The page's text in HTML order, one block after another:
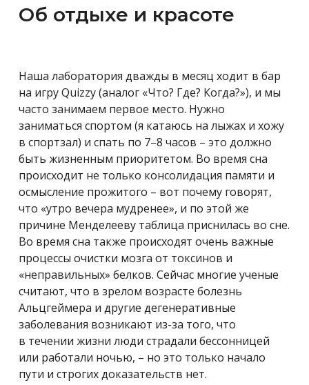
Об отдыхе и красоте
Наша лаборатория дважды в месяц ходит в бар
на игру Quizzy (аналог «Что? Где? Когда?»), и мы
часто занимаем первое место. Нужно
заниматься спортом (я катаюсь на лыжах и хожу
в спортзал) и спать по 7–8 часов – это должно
быть жизненным приоритетом. Во время сна
происходит не только консолидация памяти и
осмысление прожитого – вот почему говорят,
что «утро вечера мудренее», и по этой же
причине Менделееву таблица приснилась во сне.
Во время сна также происходят очень важные
процессы очистки мозга от токсинов и
«неправильных» белков. Сейчас многие ученые
считают, что в зрелом возрасте болезнь
Альцгеймера и другие дегенеративные
заболевания возникают из-за того, что
в течении жизни люди страдали бессонницей
или работали ночью, – но это только начало
пути и строгих доказательств нет.